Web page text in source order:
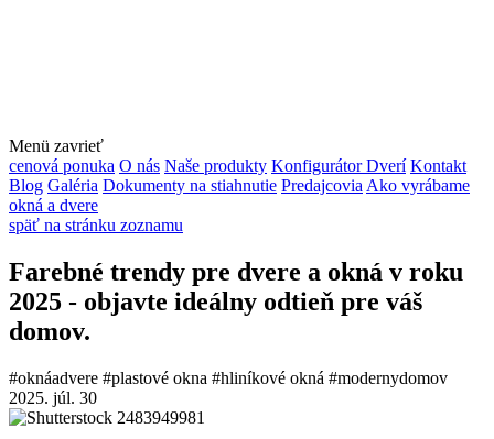
Menü zavrieť
cenová ponuka O nás Naše produkty Konfigurátor Dverí Kontakt
Blog Galéria Dokumenty na stiahnutie Predajcovia Ako vyrábame
okná a dvere
späť na stránku zoznamu
Farebné trendy pre dvere a okná v roku
2025 - objavte ideálny odtieň pre váš
domov.
#oknáadvere #plastové okna #hliníkové okná #modernydomov
2025. júl. 30